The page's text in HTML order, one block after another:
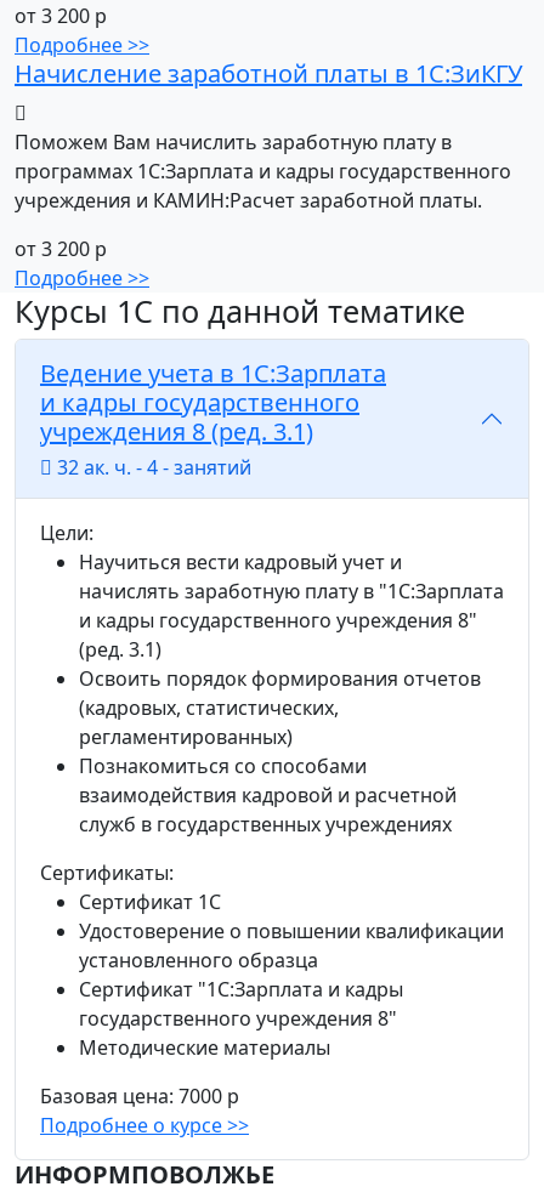
от 3 200 р
Подробнее >>
Начисление заработной платы в 1С:ЗиКГУ
Поможем Вам начислить заработную плату в
программах 1С:Зарплата и кадры государственного
учреждения и КАМИН:Расчет заработной платы.
от 3 200 р
Подробнее >>
Курсы 1С по данной тематике
Ведение учета в 1С:Зарплата
и кадры государственного
учреждения 8 (ред. 3.1)
32 ак. ч. - 4 - занятий
Цели:
Научиться вести кадровый учет и
начислять заработную плату в "1С:Зарплата
и кадры государственного учреждения 8"
(ред. 3.1)
Освоить порядок формирования отчетов
(кадровых, статистических,
регламентированных)
Познакомиться со способами
взаимодействия кадровой и расчетной
служб в государственных учреждениях
Сертификаты:
Сертификат 1С
Удостоверение о повышении квалификации
установленного образца
Сертификат "1С:Зарплата и кадры
государственного учреждения 8"
Методические материалы
Базовая цена: 7000 р
Подробнее о курсе >>
ИНФОРМПОВОЛЖЬЕ